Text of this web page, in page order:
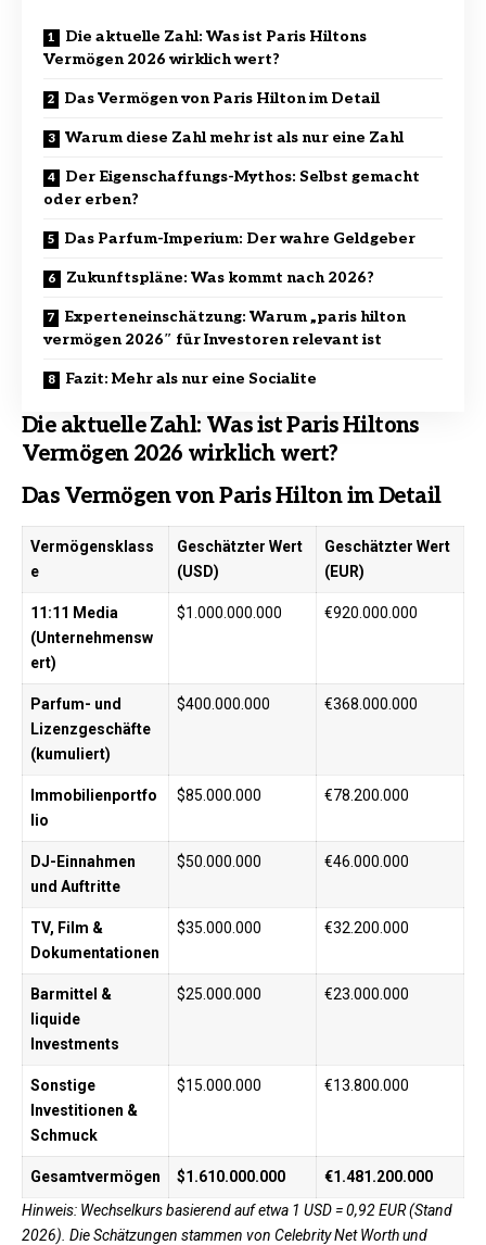
Die aktuelle Zahl: Was ist Paris Hiltons
Vermögen 2026 wirklich wert?
Das Vermögen von Paris Hilton im Detail
Warum diese Zahl mehr ist als nur eine Zahl
Der Eigenschaffungs-Mythos: Selbst gemacht
oder erben?
Das Parfum-Imperium: Der wahre Geldgeber
Zukunftspläne: Was kommt nach 2026?
Experteneinschätzung: Warum „paris hilton
vermögen 2026″ für Investoren relevant ist
Fazit: Mehr als nur eine Socialite
Die aktuelle Zahl: Was ist Paris Hiltons
Vermögen 2026 wirklich wert?
Das Vermögen von Paris Hilton im Detail
Vermögensklass
e
Geschätzter Wert
(USD)
Geschätzter Wert
(EUR)
11:11 Media
(Unternehmensw
ert)
$1.000.000.000 €920.000.000
Parfum- und
Lizenzgeschäfte
(kumuliert)
$400.000.000 €368.000.000
Immobilienportfo
lio
$85.000.000 €78.200.000
DJ-Einnahmen
und Auftritte
$50.000.000 €46.000.000
TV, Film &
Dokumentationen
$35.000.000 €32.200.000
Barmittel &
liquide
Investments
$25.000.000 €23.000.000
Sonstige
Investitionen &
Schmuck
$15.000.000 €13.800.000
Gesamtvermögen $1.610.000.000
€1.481.200.000
Hinweis: Wechselkurs basierend auf etwa 1 USD = 0,92 EUR (Stand
2026). Die Schätzungen stammen von Celebrity Net Worth und